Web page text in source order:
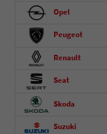
Opel
Peugeot
Renault
Seat
Skoda
Suzuki